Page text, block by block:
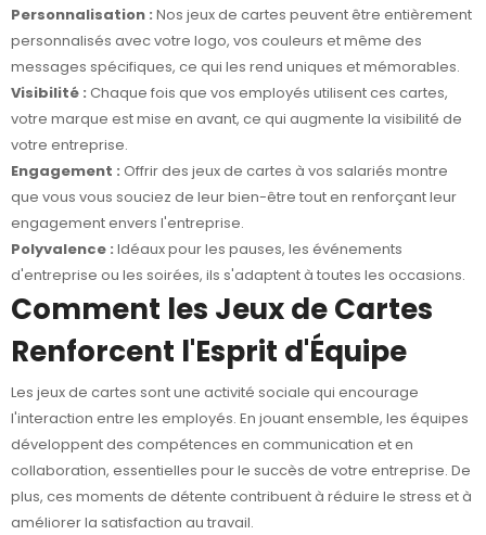
Personnalisation : Nos jeux de cartes peuvent être entièrement
personnalisés avec votre logo, vos couleurs et même des
messages spécifiques, ce qui les rend uniques et mémorables.
Visibilité : Chaque fois que vos employés utilisent ces cartes,
votre marque est mise en avant, ce qui augmente la visibilité de
votre entreprise.
Engagement : Offrir des jeux de cartes à vos salariés montre
que vous vous souciez de leur bien-être tout en renforçant leur
engagement envers l'entreprise.
Polyvalence : Idéaux pour les pauses, les événements
d'entreprise ou les soirées, ils s'adaptent à toutes les occasions.
Comment les Jeux de Cartes
Renforcent l'Esprit d'Équipe
Les jeux de cartes sont une activité sociale qui encourage
l'interaction entre les employés. En jouant ensemble, les équipes
développent des compétences en communication et en
collaboration, essentielles pour le succès de votre entreprise. De
plus, ces moments de détente contribuent à réduire le stress et à
améliorer la satisfaction au travail.